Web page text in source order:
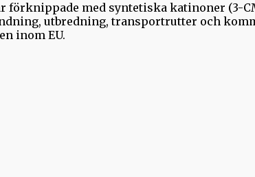
med syntetiska katinoner (3-
utbredning, transportrutter och
inom EU.